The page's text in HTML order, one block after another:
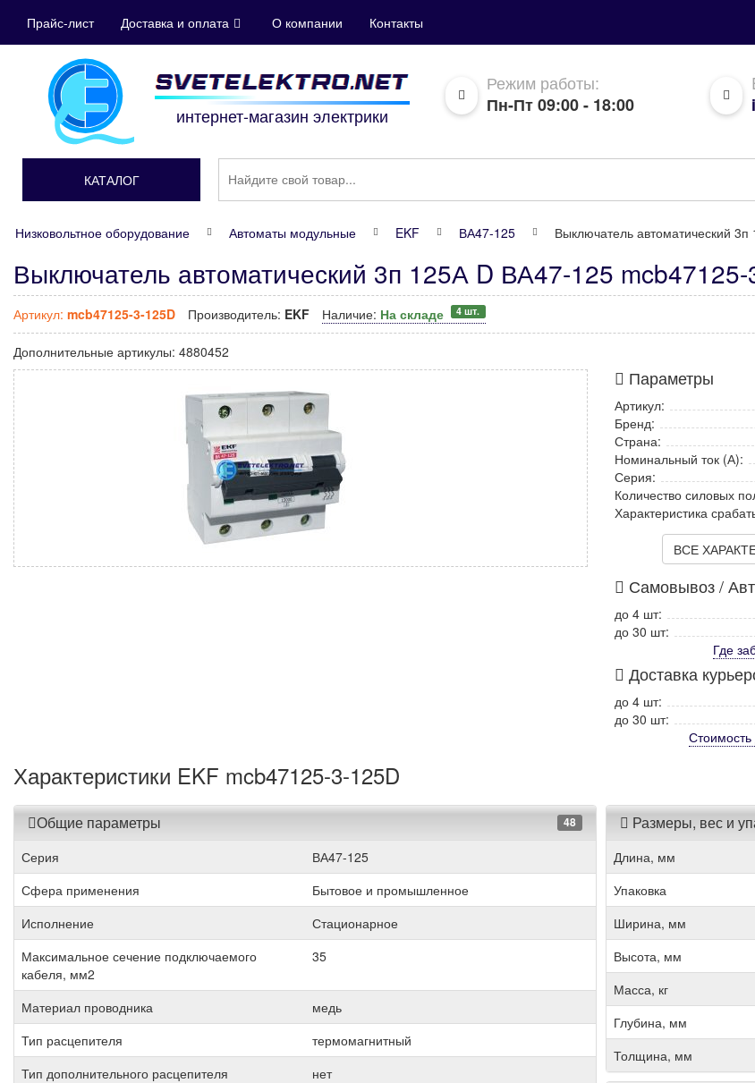
Прайс-лист Доставка и оплата О компании Контакты
интернет-магазин электрики
Режим работы:
Пн-Пт 09:00 - 18:00
КАТАЛОГ
Низковольтное оборудование Автоматы модульные EKF ВА47-125 Выключатель автоматический
Выключатель автоматический 3п 125А D ВА47-125
Артикул: mcb47125-3-125D Производитель: EKF Наличие: На складе 4 шт.
Дополнительные артикулы: 4880452
Параметры
Артикул:
Бренд:
Страна:
Номинальный ток (А):
Серия:
Количество силовых
Характеристика
ВСЕ
Самовывоз /
до 4 шт:
до 30 шт:
Где
Доставка
до 4 шт:
до 30 шт:
Стоимость
Характеристики EKF mcb47125-3-125D
Общие параметры 48
Серия
ВА47-125
Сфера применения
Бытовое и промышленное
Исполнение
Стационарное
Максимальное сечение подключаемого
кабеля, мм2
35
Материал проводника
медь
Тип расцепителя
термомагнитный
Тип дополнительного расцепителя
нет
Размеры, вес и
Длина, мм
Упаковка
Ширина, мм
Высота, мм
Масса, кг
Глубина, мм
Толщина, мм